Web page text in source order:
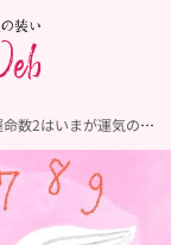
【11/25～12/1の運勢】「運命数2はいまが運気の分かれ目！」「運命数8は新しい自分に変わるとき」章月綾乃先生の週間数秘術占い